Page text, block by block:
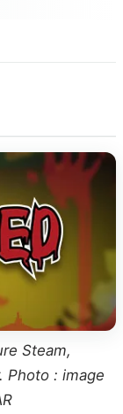
Steam,
Photo : image